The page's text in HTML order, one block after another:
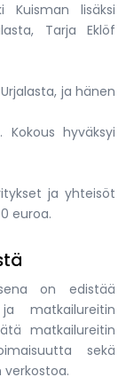
Kuisman lisäksi
Tarja Eklöf
ja hänen
hyväksyi
ja yhteisöt
euroa.
on edistää
matkailureitin
matkailureitin
sekä